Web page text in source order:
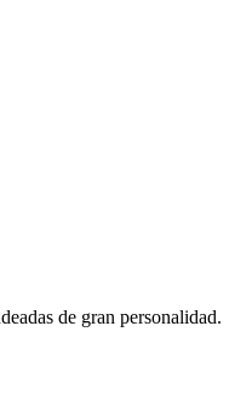
de gran personalidad.